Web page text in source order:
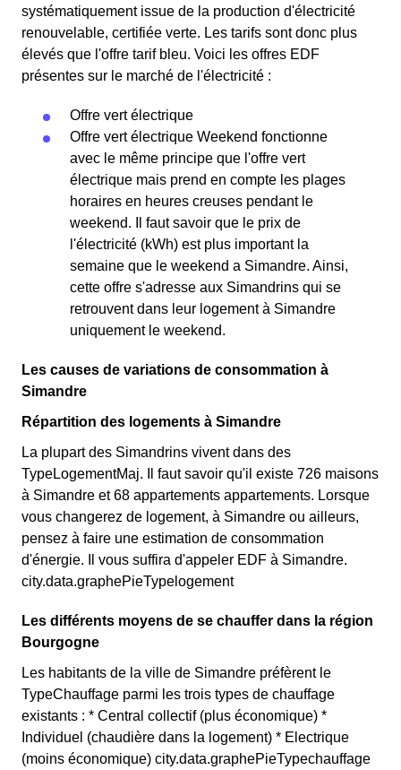
systématiquement issue de la production d'électricité
renouvelable, certifiée verte. Les tarifs sont donc plus
élevés que l'offre tarif bleu. Voici les offres EDF
présentes sur le marché de l'électricité :
Offre vert électrique
Offre vert électrique Weekend fonctionne
avec le même principe que l'offre vert
électrique mais prend en compte les plages
horaires en heures creuses pendant le
weekend. Il faut savoir que le prix de
l'électricité (kWh) est plus important la
semaine que le weekend a Simandre. Ainsi,
cette offre s'adresse aux Simandrins qui se
retrouvent dans leur logement à Simandre
uniquement le weekend.
Les causes de variations de consommation à
Simandre
Répartition des logements à Simandre
La plupart des Simandrins vivent dans des
TypeLogementMaj. Il faut savoir qu'il existe 726 maisons
à Simandre et 68 appartements appartements. Lorsque
vous changerez de logement, à Simandre ou ailleurs,
pensez à faire une estimation de consommation
d'énergie. Il vous suffira d'appeler EDF à Simandre.
city.data.graphePieTypelogement
Les différents moyens de se chauffer dans la région
Bourgogne
Les habitants de la ville de Simandre préfèrent le
TypeChauffage parmi les trois types de chauffage
existants : * Central collectif (plus économique) *
Individuel (chaudière dans la logement) * Electrique
(moins économique) city.data.graphePieTypechauffage